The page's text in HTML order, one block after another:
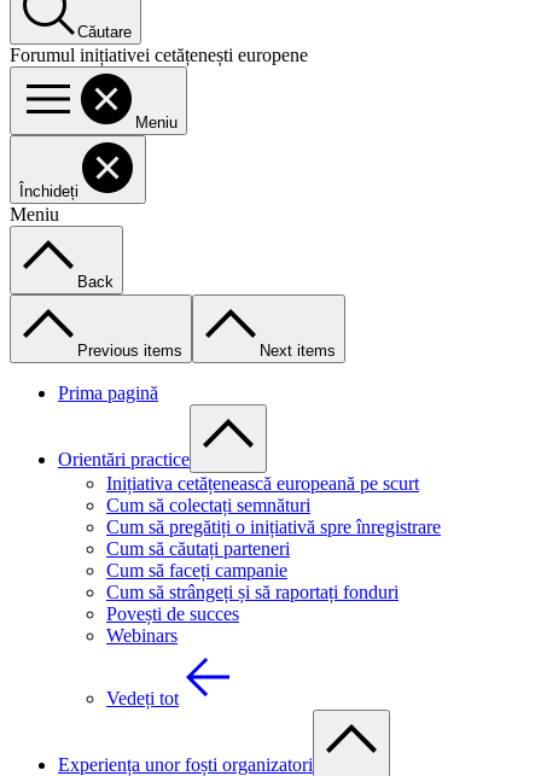
Căutare
Forumul inițiativei cetățenești europene
Meniu
Închideți
Meniu
Back
Previous items Next items
Prima pagină
Orientări practice
Inițiativa cetățenească europeană pe scurt
Cum să colectați semnături
Cum să pregătiți o inițiativă spre înregistrare
Cum să căutați parteneri
Cum să faceți campanie
Cum să strângeți și să raportați fonduri
Povești de succes
Webinars
Vedeți tot
Experiența unor foști organizatori